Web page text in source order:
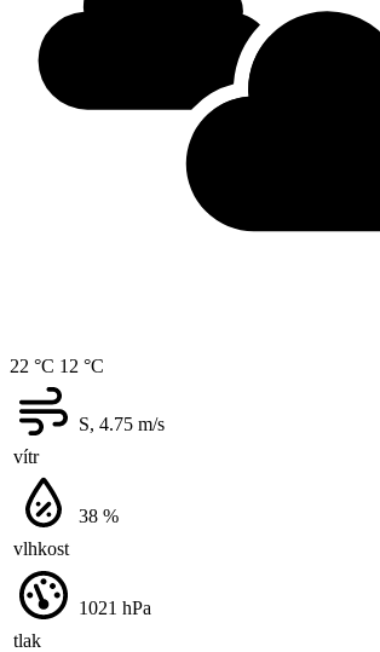
22 °C 12 °C
vítr
S, 4.75 m/s
vlhkost
38 %
tlak
1021 hPa